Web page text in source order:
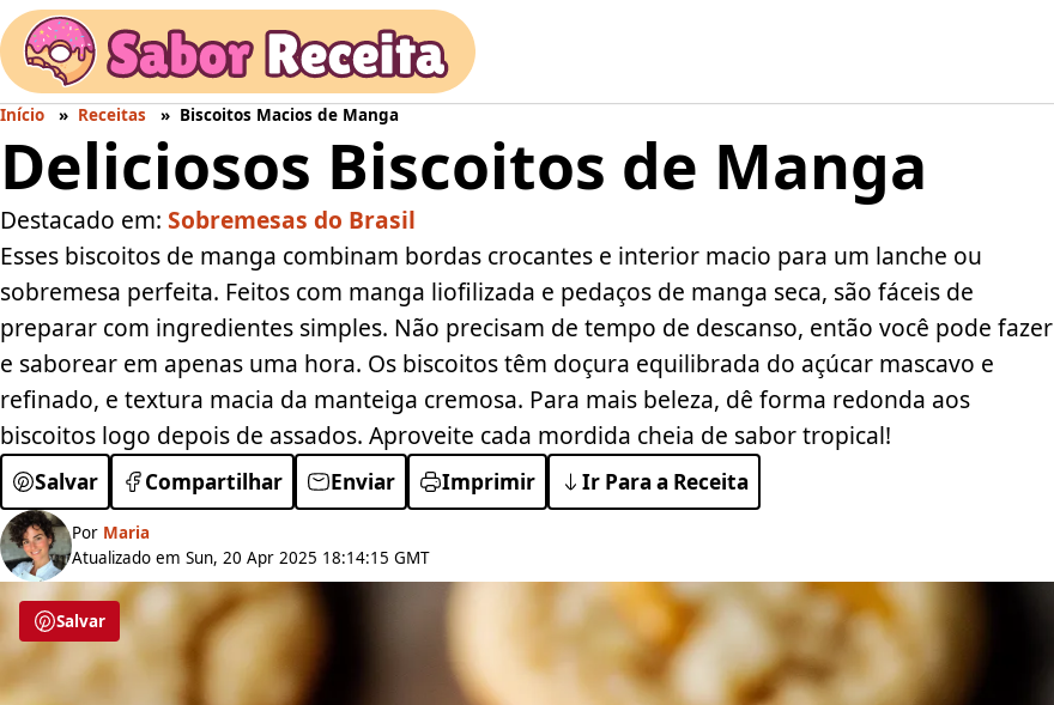
Início Receitas Biscoitos Macios de Manga
Deliciosos Biscoitos de Manga
Destacado em: Sobremesas do Brasil
Esses biscoitos de manga combinam bordas crocantes e interior macio para um lanche ou
sobremesa perfeita. Feitos com manga liofilizada e pedaços de manga seca, são fáceis de
preparar com ingredientes simples. Não precisam de tempo de descanso, então você pode fazer
e saborear em apenas uma hora. Os biscoitos têm doçura equilibrada do açúcar mascavo e
refinado, e textura macia da manteiga cremosa. Para mais beleza, dê forma redonda aos
biscoitos logo depois de assados. Aproveite cada mordida cheia de sabor tropical!
Salvar Compartilhar Enviar Imprimir Ir Para a Receita
Por Maria
Atualizado em Sun, 20 Apr 2025 18:14:15 GMT
Salvar